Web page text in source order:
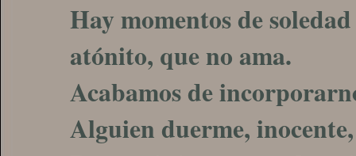
Hay momentos de
atónito, que no ama.
Acabamos de
Alguien duerme,